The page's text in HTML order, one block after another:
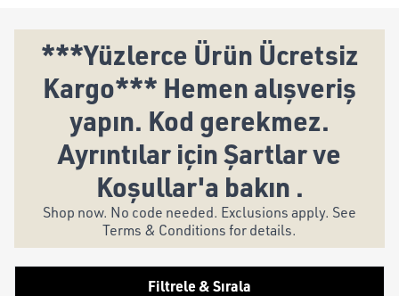
***Yüzlerce Ürün Ücretsiz
Kargo*** Hemen alışveriş
yapın. Kod gerekmez.
Ayrıntılar için Şartlar ve
Koşullar'a bakın .
Shop now. No code needed. Exclusions apply. See
Terms & Conditions for details.
Filtrele & Sırala